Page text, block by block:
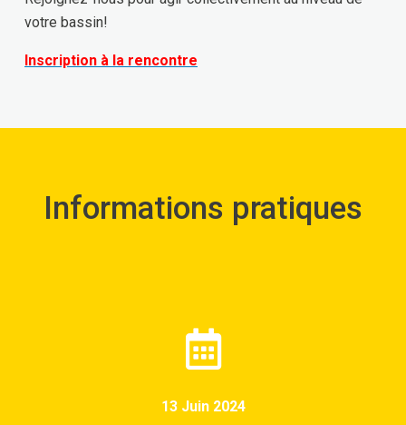
votre bassin!
Inscription à la rencontre
Informations pratiques
13 Juin 2024